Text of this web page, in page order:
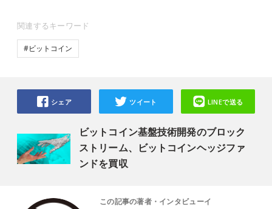
関連するキーワード
#ビットコイン
ビットコイン基盤技術開発のブロック
ストリーム、ビットコインヘッジファ
ンドを買収
シェア ツイート LINEで送る
この記事の著者・インタビューイ